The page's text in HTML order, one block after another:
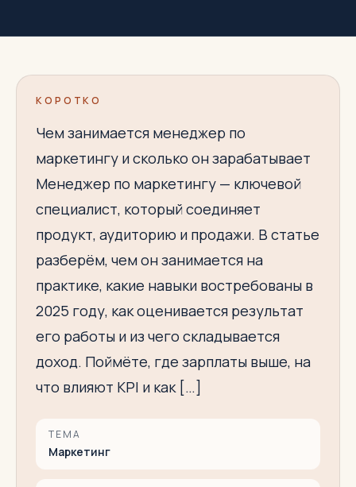
КОРОТКО
Чем занимается менеджер по
маркетингу и сколько он зарабатывает
Менеджер по маркетингу — ключевой
специалист, который соединяет
продукт, аудиторию и продажи. В статье
разберём, чем он занимается на
практике, какие навыки востребованы в
2025 году, как оценивается результат
его работы и из чего складывается
доход. Поймёте, где зарплаты выше, на
что влияют KPI и как […]
ТЕМА
Маркетинг